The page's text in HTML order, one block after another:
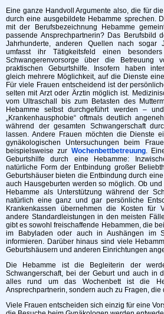
Eine ganze Handvoll Argumente also, die für
durch eine ausgebildete Hebamme sprechen.
mit der Berufsbezeichnung Hebamme
passende Ansprechpartnerin? Das Berufsbild
Jahrhunderte, anderen Quellen nach sogar
umfasst ihr Tätigkeitsfeld einen
Schwangerenvorsorge über die Betreuung
praktischen Geburtshilfe. Insofern haben
gleich mehrere Möglichkeit, auf die Dienste
Für viele Frauen entscheidend ist der
selten mit Arzt oder Ärztin möglich ist.
vom Ultraschall bis zum Betasten des
Hebamme selbst durchgeführt werden –
„Krankenhausphobie“ oftmals deutlich
während der gesamten Schwangerschaft
lassen. Andere Frauen möchten die Dienste
gynäkologischen Untersuchungen beim
beispielsweise zur Wochenbettbetreuung.
Geburtshilfe durch eine Hebamme:
natürliche Form der Entbindung großer
Geburtshäuser bieten die Entbindung durch
auch Hausgeburten werden so möglich. Ob
Hebamme als Unterstützung während der
natürlich eine ganz und gar persönliche
Krankenkassen übernehmen die Kosten für
andere Standardleistungen in den meisten
gibt es sowohl freischaffende Hebammen, die
im Babyladen oder auch in Aushängen im
informieren. Darüber hinaus sind viele
Geburtshäusern und anderen Einrichtungen
Die Hebamme ist die Begleiterin der
Schwangerschaft, bei der Geburt und auch in
alles rund um das Wochenbett ist die
Ansprechpartnerin, sondern auch zu Fragen, die
Viele Frauen entscheiden sich einzig für eine